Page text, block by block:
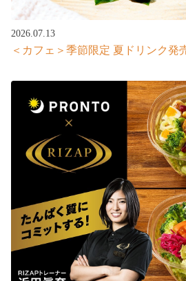
2026.07.13
＜カフェ＞季節限定 夏ドリンク発